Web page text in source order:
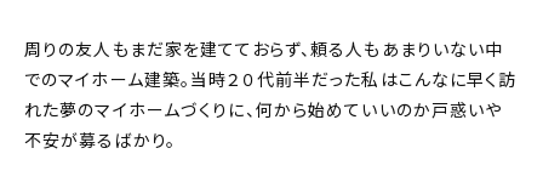
周りの友人もまだ家を建てておらず、頼る人もあまりいない中
でのマイホーム建築。当時２０代前半だった私はこんなに早く訪
れた夢のマイホームづくりに、何から始めていいのか戸惑いや
不安が募るばかり。